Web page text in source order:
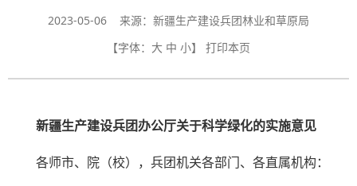
2023-05-06 来源：新疆生产建设兵团林业和草原局
【字体： 大 中 小】 打印本页
新疆生产建设兵团办公厅关于科学绿化的实施意见
各师市、院（校），兵团机关各部门、各直属机构：